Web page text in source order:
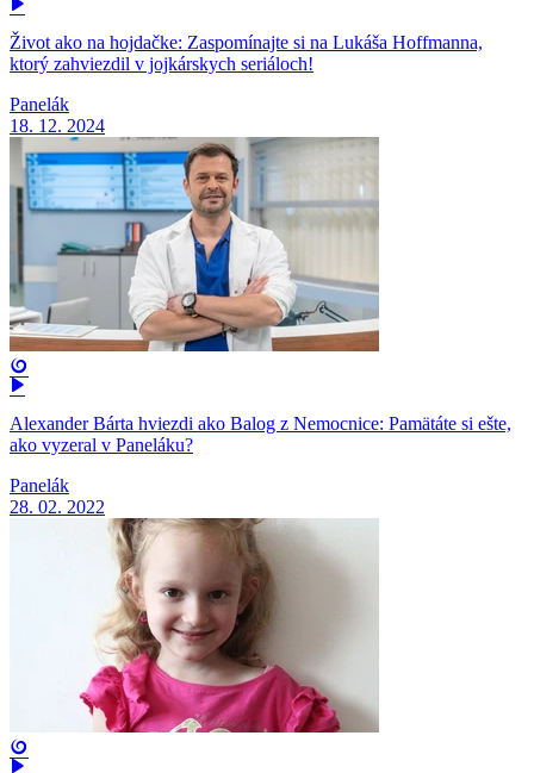
Život ako na hojdačke: Zaspomínajte si na Lukáša Hoffmanna,
ktorý zahviezdil v jojkárskych seriáloch!
Panelák
18. 12. 2024
Alexander Bárta hviezdi ako Balog z Nemocnice: Pamätáte si ešte,
ako vyzeral v Paneláku?
Panelák
28. 02. 2022